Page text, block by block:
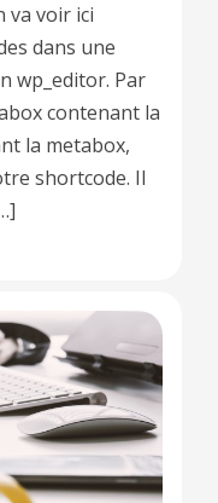
va voir ici
dans une
wp_editor. Par
contenant la
la metabox,
shortcode. Il